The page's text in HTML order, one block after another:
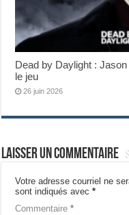
Dead by Daylight :
le jeu
26 juin 2026
Laisser un commentaire
Votre adresse courriel ne
sont indiqués avec*
Commentaire*